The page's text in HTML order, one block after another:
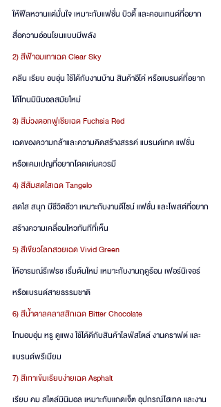
ให้ฟีลหวานแต่มั่นใจ เหมาะกับแฟชั่น บิวตี้ และคอนเทนต์ที่อยาก
สื่อความอ่อนโยนแบบมีพลัง
2) สีฟ้าอมเทาเฉด Clear Sky
คลีน เรียบ อบอุ่น ใช้ได้กับงานบ้าน สินค้าอีโค่ หรือแบรนด์ที่อยาก
ได้โทนมินิมอลสมัยใหม่
3) สีม่วงดอกฟูเชียเฉด Fuchsia Red
เฉดของความกล้าและความคิดสร้างสรรค์ แบรนด์เทค แฟชั่น
หรือแคมเปญที่อยากโดดเด่นควรมี
4) สีส้มสดใสเฉด Tangelo
สดใส สนุก มีชีวิตชีวา เหมาะกับงานดีไซน์ แฟชั่น และโพสต์ที่อยาก
สร้างความเคลื่อนไหวทันทีที่เห็น
5) สีเขียวโลกสวยเฉด Vivid Green
ให้อารมณ์รีเฟรช เริ่มต้นใหม่ เหมาะกับงานฤดูร้อน เฟอร์นิเจอร์
หรือแบรนด์สายธรรมชาติ
6) สีน้ำตาลคลาสสิกเฉด Bitter Chocolate
โทนอบอุ่น หรู ดูแพง ใช้ได้ดีกับสินค้าไลฟ์สไตล์ งานคราฟต์ และ
แบรนด์พรีเมียม
7) สีเทาเข้มเรียบง่ายเฉด Asphalt
เรียบ คม สไตล์มินิมอล เหมาะกับแกดเจ็ต อุปกรณ์ไฮเทค และงาน